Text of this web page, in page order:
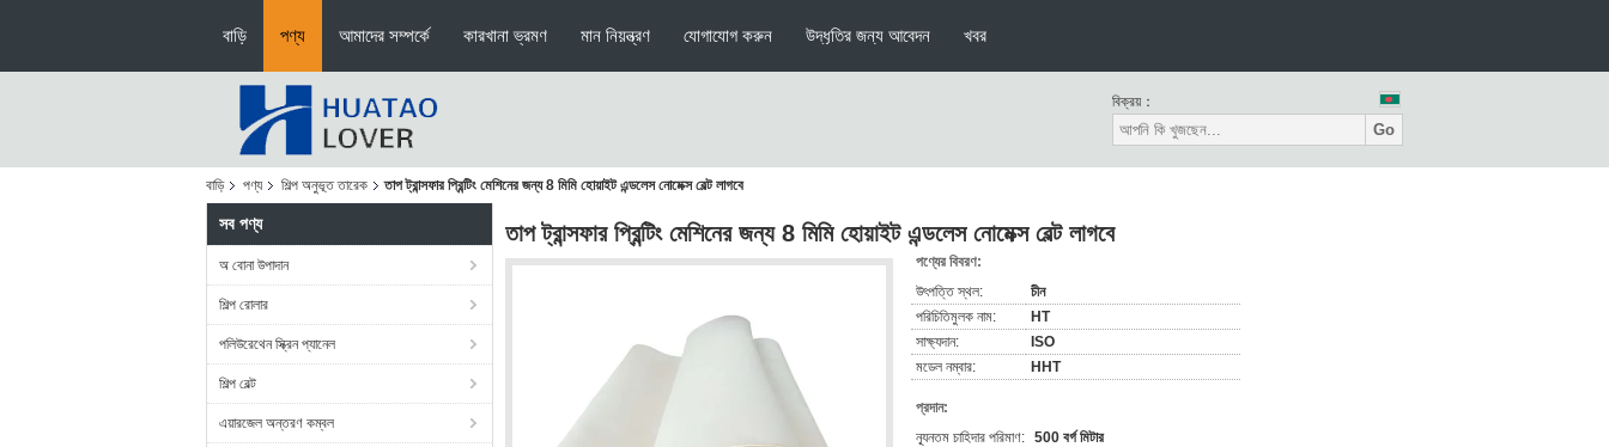
বাড়ি পণ্য আমাদের সম্পর্কে কারখানা ভ্রমণ মান নিয়ন্ত্রণ যোগাযোগ করুন উদ্ধৃতির জন্য আবেদন খবর
বিক্রয়：
Go
বাড়ি পণ্য শিল্প অনুভূত তারেক তাপ ট্রান্সফার প্রিন্টিং মেশিনের জন্য 8 মিমি হোয়াইট এন্ডলেস নোমেক্স বেল্ট লাগবে
সব পণ্য
অ বোনা উপাদান
শিল্প রোলার
পলিউরেথেন স্ক্রিন প্যানেল
শিল্প বেল্ট
এয়ারজেল অন্তরণ কম্বল
তাপ ট্রান্সফার প্রিন্টিং মেশিনের জন্য 8 মিমি হোয়াইট এন্ডলেস নোমেক্স বেল্ট লাগবে
পণ্যের বিবরণ:
উৎপত্তি স্থল:
চীন
পরিচিতিমুলক নাম:
HT
সাক্ষ্যদান:
ISO
মডেল নম্বার:
HHT
প্রদান:
ন্যূনতম চাহিদার পরিমাণ: 500 বর্গ মিটার